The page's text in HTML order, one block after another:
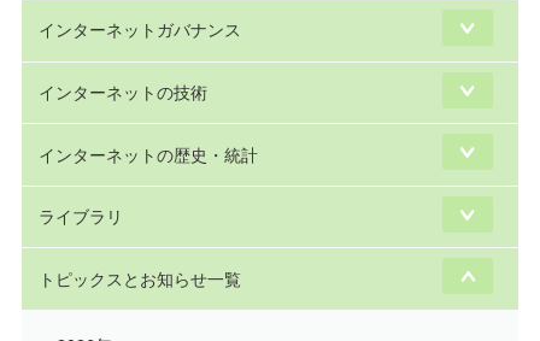
インターネットガバナンス
インターネットの技術
インターネットの歴史・統計
ライブラリ
トピックスとお知らせ一覧